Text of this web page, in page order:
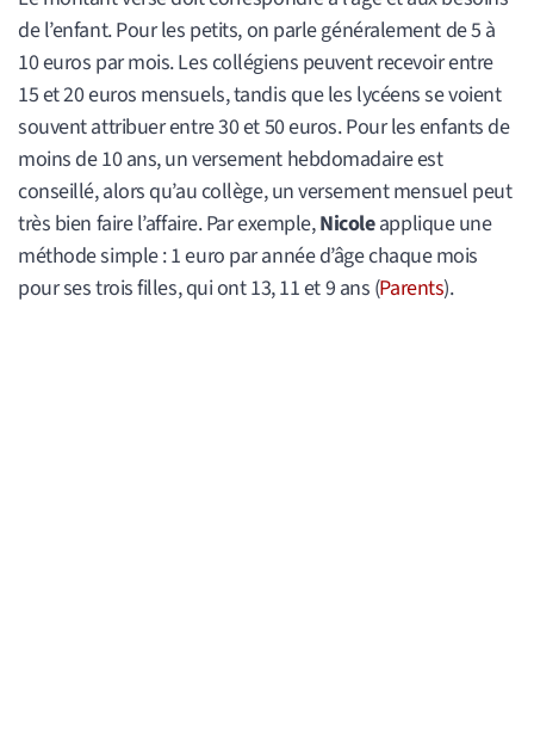
de l’enfant. Pour les petits, on parle généralement de 5 à
10 euros par mois. Les collégiens peuvent recevoir entre
15 et 20 euros mensuels, tandis que les lycéens se voient
souvent attribuer entre 30 et 50 euros. Pour les enfants de
moins de 10 ans, un versement hebdomadaire est
conseillé, alors qu’au collège, un versement mensuel peut
très bien faire l’affaire. Par exemple,Nicoleapplique une
méthode simple : 1 euro par année d’âge chaque mois
pour ses trois filles, qui ont 13, 11 et 9 ans (Parents).